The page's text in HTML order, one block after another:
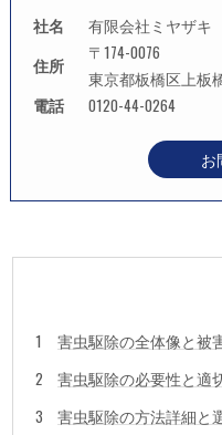
社名
有限会社ミヤザキ
住所
〒174-0076
東京都板橋区上板
電話
0120-44-0264
お
害虫駆除の全体像と被
害虫駆除の必要性と適
害虫駆除の方法詳細と